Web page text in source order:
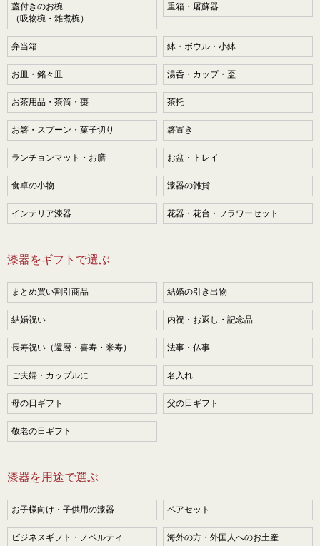
蓋付きのお椀
（吸物椀・雑煮椀）
重箱・屠蘇器
弁当箱 鉢・ボウル・小鉢
お皿・銘々皿 湯呑・カップ・盃
お茶用品・茶筒・棗 茶托
お箸・スプーン・菓子切り 箸置き
ランチョンマット・お膳 お盆・トレイ
食卓の小物 漆器の雑貨
インテリア漆器 花器・花台・フラワーセット
漆器をギフトで選ぶ
まとめ買い割引商品 結婚の引き出物
結婚祝い 内祝・お返し・記念品
長寿祝い（還暦・喜寿・米寿） 法事・仏事
ご夫婦・カップルに 名入れ
母の日ギフト 父の日ギフト
敬老の日ギフト
漆器を用途で選ぶ
お子様向け・子供用の漆器 ペアセット
ビジネスギフト・ノベルティ 海外の方・外国人へのお土産